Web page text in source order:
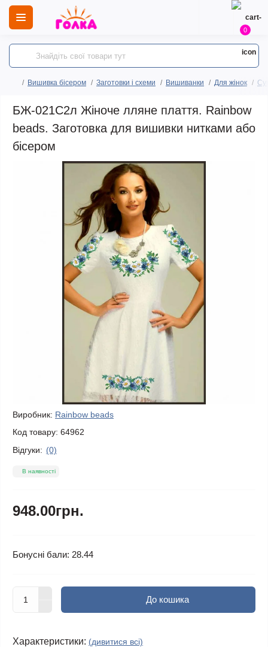
0
Вишивка бісером Заготовки і схеми Вишиванки Для жінок
БЖ-021С2л Жіноче лляне плаття. Rainbow
beads. Заготовка для вишивки нитками або
бісером
Виробник: Rainbow beads
Код товару: 64962
Відгуки: (0)
В наявності
948.00грн.
Бонусні бали: 28.44
До кошика
Характеристики: (дивитися всі)